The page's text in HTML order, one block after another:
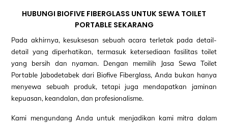
HUBUNGI BIOFIVE FIBERGLASS UNTUK SEWA TOILET
PORTABLE SEKARANG
Pada akhirnya, kesuksesan sebuah acara terletak pada detail-
detail yang diperhatikan, termasuk ketersediaan fasilitas toilet
yang bersih dan nyaman. Dengan memilih Jasa Sewa Toilet
Portable Jabodetabek dari Biofive Fiberglass, Anda bukan hanya
menyewa sebuah produk, tetapi juga mendapatkan jaminan
kepuasan, keandalan, dan profesionalisme.
Kami mengundang Anda untuk menjadikan kami mitra dalam